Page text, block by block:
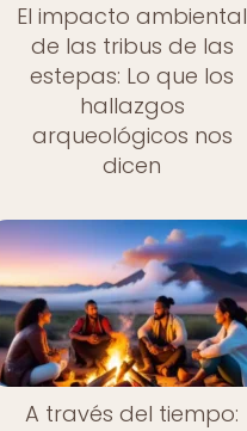
El impacto ambiental
de las tribus de las
estepas: Lo que los
hallazgos
arqueológicos nos
dicen
A través del tiempo: